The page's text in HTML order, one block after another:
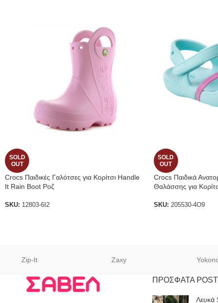
SOLD
OUT
Crocs Παιδικές Γαλότσες για Κορίτσι Handle
It Rain Boot Ροζ
SKU: 12803-6I2
SOLD
OUT
Crocs Παιδικά
Θαλάσσης για
SKU: 205530-4O9
Zip-It Zaxy
ΠΡΟΣΦΑΤΑ POST
Λευκά